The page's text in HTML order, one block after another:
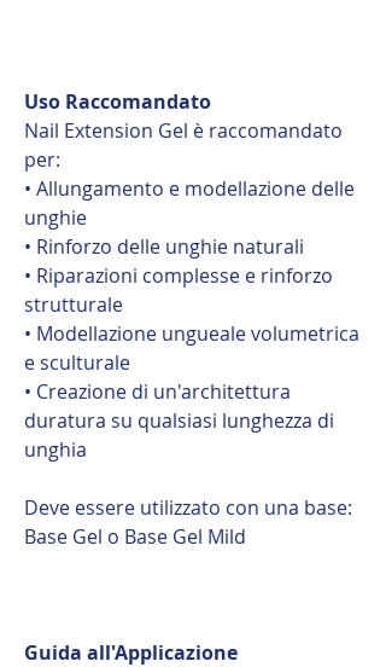
Uso Raccomandato
Nail Extension Gel è raccomandato
per:
• Allungamento e modellazione delle
unghie
• Rinforzo delle unghie naturali
• Riparazioni complesse e rinforzo
strutturale
• Modellazione ungueale volumetrica
e sculturale
• Creazione di un'architettura
duratura su qualsiasi lunghezza di
unghia
Deve essere utilizzato con una base:
Base Gel o Base Gel Mild
Guida all'Applicazione